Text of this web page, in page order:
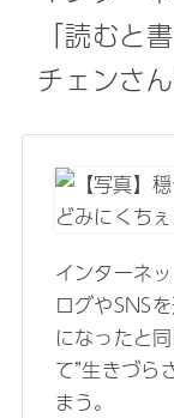
「読むと
チェンさ
インターネ
ログやSNS
になったと
て”生きづら
まう。